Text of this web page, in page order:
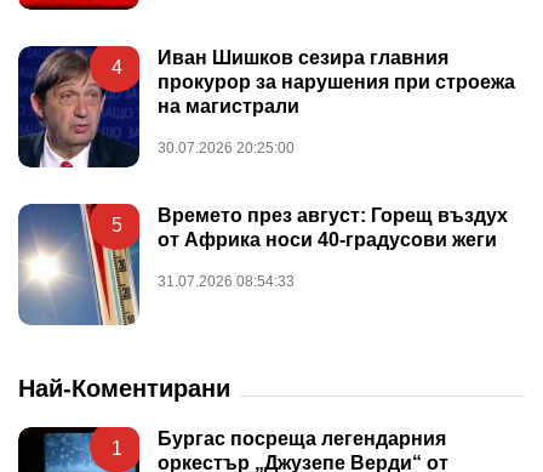
4
Иван Шишков сезира главния
прокурор за нарушения при строежа
на магистрали
30.07.2026 20:25:00
5
Времето през август: Горещ въздух
от Африка носи 40-градусови жеги
31.07.2026 08:54:33
Най-Коментирани
1
Бургас посреща легендарния
оркестър „Джузепе Верди“ от